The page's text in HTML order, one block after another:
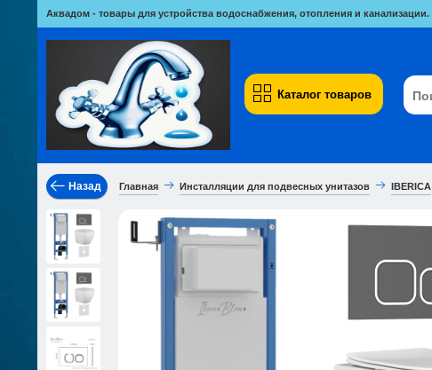
Аквадом - товары для устройства водоснабжения, отопления и канализации.
Каталог товаров
Назад Главная Инсталляции для подвесных унитазов IBERICA